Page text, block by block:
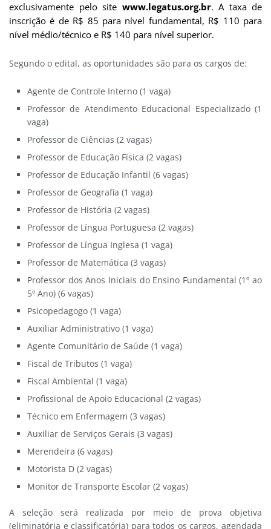
exclusivamente pelo site www.legatus.org.br. A taxade
inscrição é de R$ 85 para nível fundamental, R$ 110 para
nível médio/técnico e R$ 140 para nível superior.
Segundo o edital, as oportunidades são para os cargos de:
Agente de Controle Interno (1 vaga)
Professor de Atendimento Educacional Especializado (1
vaga)
Professor de Ciências (2 vagas)
Professor de Educação Física (2 vagas)
Professor de Educação Infantil (6 vagas)
Professor de Geografia (1 vaga)
Professor de História (2 vagas)
Professor de Língua Portuguesa (2 vagas)
Professor de Língua Inglesa (1 vaga)
Professor de Matemática (3 vagas)
Professor dos Anos Iniciais do Ensino Fundamental (1º ao
5º Ano) (6 vagas)
Psicopedagogo (1 vaga)
Auxiliar Administrativo (1 vaga)
Agente Comunitário de Saúde (1 vaga)
Fiscal de Tributos (1 vaga)
Fiscal Ambiental (1 vaga)
Profissional de Apoio Educacional (2 vagas)
Técnico em Enfermagem (3 vagas)
Auxiliar de Serviços Gerais (3 vagas)
Merendeira (6 vagas)
Motorista D (2 vagas)
Monitor de Transporte Escolar (2 vagas)
A seleção será realizada por meio de prova objetiva
(eliminatória e classificatória) para todos os cargos, agendada